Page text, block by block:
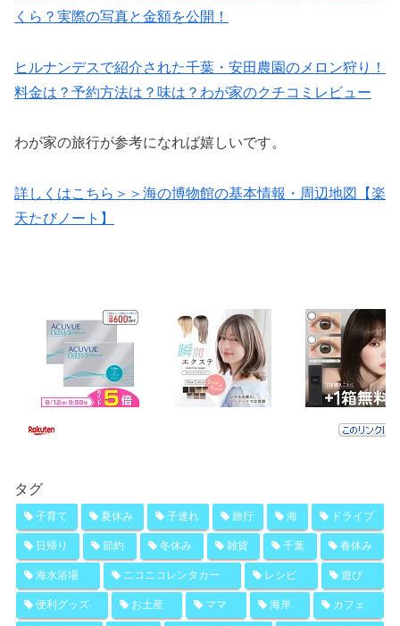
くら？実際の写真と金額を公開！
ヒルナンデスで紹介された千葉・安田農園のメロン狩り！
料金は？予約方法は？味は？わが家のクチコミレビュー
わが家の旅行が参考になれば嬉しいです。
詳しくはこちら＞＞海の博物館の基本情報・周辺地図【楽
天たびノート】
タグ
子育て 夏休み 子連れ 旅行 海 ドライブ
日帰り 節約 冬休み 雑貨 千葉 春休み
海水浴場 ニコニコレンタカー レシピ 遊び
便利グッズ お土産 ママ 海岸 カフェ